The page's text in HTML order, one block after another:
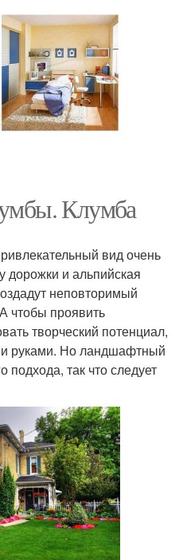
Клумба
вид очень
дорожки и альпийская
неповторимый
чтобы проявить
творческий потенциал,
руками. Но ландшафтный
подхода, так что следует